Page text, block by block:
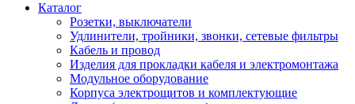
Каталог
Розетки, выключатели
Удлинители, тройники, звонки, сетевые фильтры
Кабель и провод
Изделия для прокладки кабеля и электромонтажа
Модульное оборудование
Корпуса электрощитов и комплектующие